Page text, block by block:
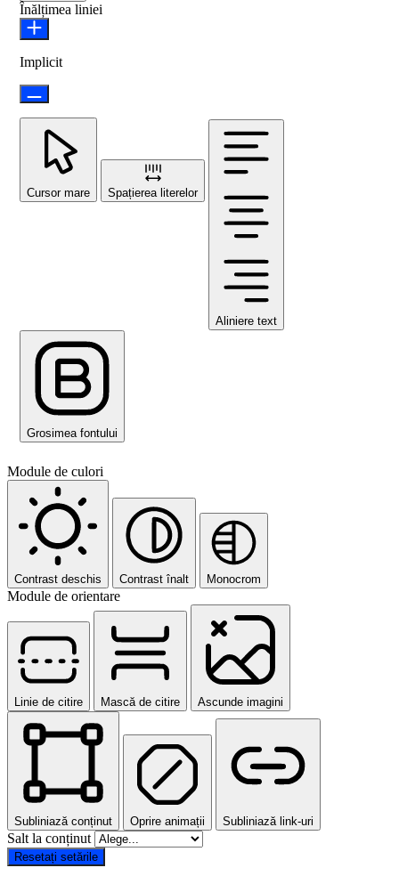
Înălțimea liniei
Implicit
Cursor mare Spațierea literelor
Aliniere text
Grosimea fontului
Module de culori
Contrast deschis Contrast înalt Monocrom
Module de orientare
Linie de citire Mască de citire Ascunde imagini
Subliniază conținut Oprire animații Subliniază link-uri
Salt la conținut
Resetați setările